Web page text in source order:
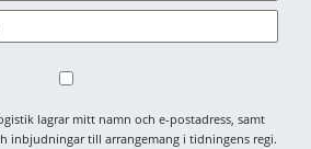
lagrar mitt namn och e-postadress, samt
inbjudningar till arrangemang i tidningens regi.